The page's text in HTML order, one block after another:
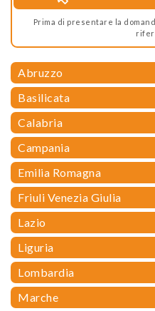
Prima di presentare la
Abruzzo
Basilicata
Calabria
Campania
Emilia Romagna
Friuli Venezia Giulia
Lazio
Liguria
Lombardia
Marche